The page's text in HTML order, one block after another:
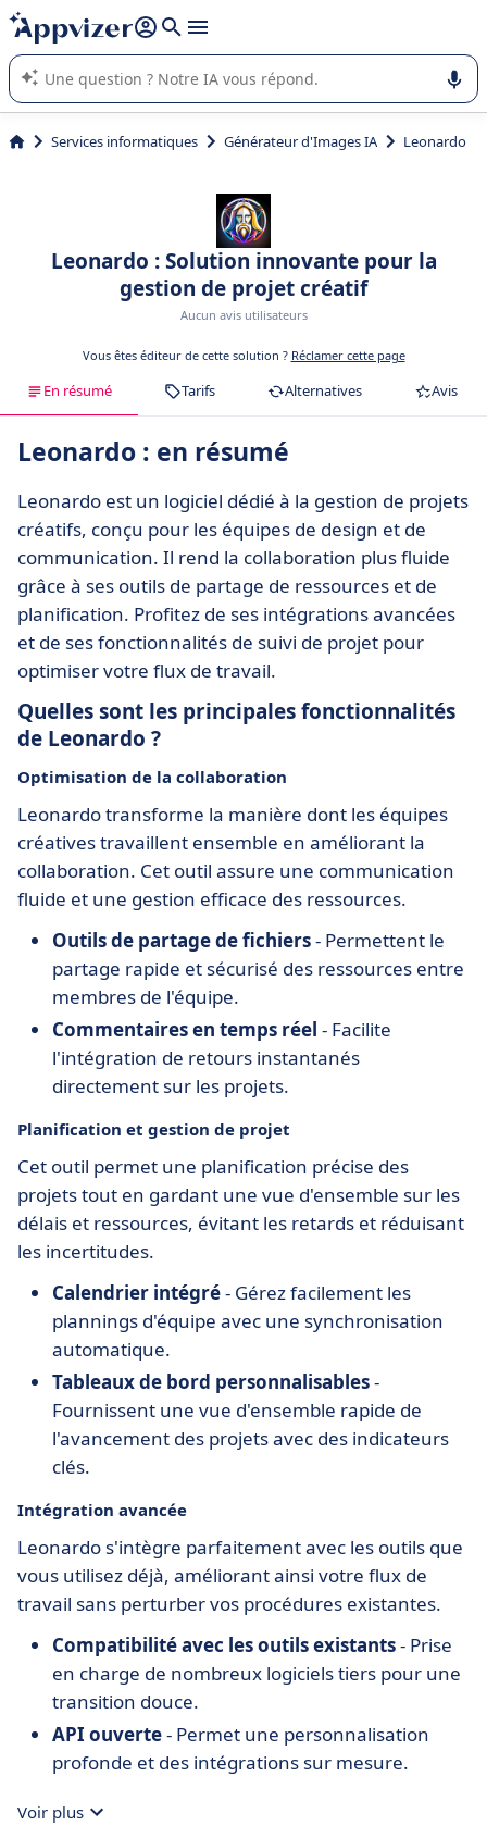
répondre (plusieurs lignes avec
L'IA de Appvizer vous guide dans l'utilisation ou la sélection de
logiciel SaaS en entreprise.
Services informatiques Générateur d'Images IA Leonardo
Leonardo : Solution innovante pour la
gestion de projet créatif
Aucun avis utilisateurs
Vous êtes éditeur de cette solution ? Réclamer cette page
En résumé Tarifs Alternatives Avis
Leonardo : en résumé
Leonardo est un logiciel dédié à la gestion de projets
créatifs, conçu pour les équipes de design et de
communication. Il rend la collaboration plus fluide
grâce à ses outils de partage de ressources et de
planification. Profitez de ses intégrations avancées
et de ses fonctionnalités de suivi de projet pour
optimiser votre flux de travail.
Quelles sont les principales fonctionnalités
de Leonardo ?
Optimisation de la collaboration
Leonardo transforme la manière dont les équipes
créatives travaillent ensemble en améliorant la
collaboration. Cet outil assure une communication
fluide et une gestion efficace des ressources.
Outils de partage de fichiers- Permettent le
partage rapide et sécurisé des ressources entre
membres de l'équipe.
Commentaires en temps réel - Facilite
l'intégration de retours instantanés
directement sur les projets.
Planification et gestion de projet
Cet outil permet une planification précise des
projets tout en gardant une vue d'ensemble sur les
délais et ressources, évitant les retards et réduisant
les incertitudes.
Calendrier intégré- Gérez facilement les
plannings d'équipe avec une synchronisation
automatique.
Tableaux de bord personnalisables-
Fournissent une vue d'ensemble rapide de
l'avancement des projets avec des indicateurs
clés.
Intégration avancée
Leonardo s'intègre parfaitement avec les outils que
vous utilisez déjà, améliorant ainsi votre flux de
travail sans perturber vos procédures existantes.
Compatibilité avec les outils existants- Prise
en charge de nombreux logiciels tiers pour une
transition douce.
API ouverte- Permet une personnalisation
profonde et des intégrations sur mesure.
Voir plus